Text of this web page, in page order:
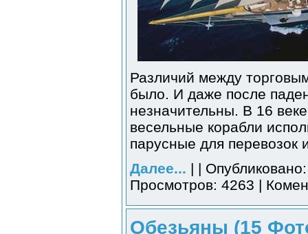
Различий между
было. И даже после
незначительны. В 16
весельные корабли
парусные для перевозок
Далее... | |
Просмотров: 4263 |
Обезьяны (15